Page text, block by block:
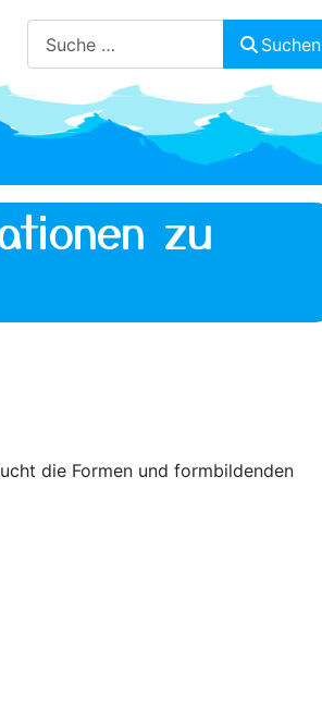
Suchen
zu
die Formen und formbildenden